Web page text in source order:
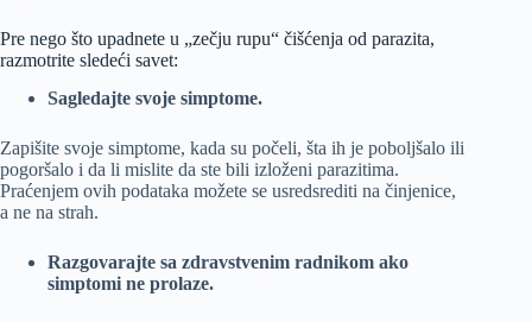
Pre nego što upadnete u „zečju rupu“ čišćenja od parazita,
razmotrite sledeći savet:
Sagledajte svoje simptome.
Zapišite svoje simptome, kada su počeli, šta ih je poboljšalo ili
pogoršalo i da li mislite da ste bili izloženi parazitima.
Praćenjem ovih podataka možete se usredsrediti na činjenice,
a ne na strah.
Razgovarajte sa zdravstvenim radnikom ako
simptomi ne prolaze.